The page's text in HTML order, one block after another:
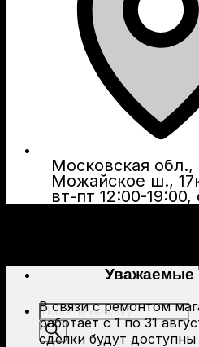
Московская
Можайское ш.,
вт-пт 12:00-19:00,
Поиск
товаров
Уважаемые
В связи с ремонтом
работает с 1 по 31
сделки будут